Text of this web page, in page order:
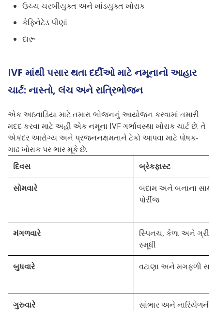
ઉચ્ચ ચરબીયુક્ત અને ખાંડયુક્ત ખોરાક
કેફિનેટેડ પીણાં
દારૂ
IVF માંથી પસાર થતા દર્દીઓ માટે નમૂનાનો આહાર
ચાર્ટ: નાસ્તો, લંચ અને રાત્રિભોજન
એક અઠવાડિયા માટે તમારા ભોજનનું આયોજન કરવામાં તમારી
મદદ કરવા માટે અહીં એક નમૂના IVF ગર્ભાવસ્થા ખોરાક ચાર્ટ છે. તે
એકંદર આરોગ્ય અને પ્રજનનક્ષમતાને ટેકો આપવા માટે પોષક-
ગાઢ ખોરાક પર ભાર મૂકે છે.
દિવસ
બ્રેકફાસ્ટ
સોમવારે
બદામ અને બનાના
પોર્રીજ
મંગળવારે
સ્પિનચ, કેળા અને ગ્રીક
સ્મૂધી
બુધવારે વટાણા અને મગફળી સાથે
ગુરુવારે સાંભાર અને નારિયેળની